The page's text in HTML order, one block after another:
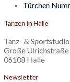
Türchen
Tanzen in Halle
Tanz- &
Große Ulrichstraße
06108 Halle
Newsletter